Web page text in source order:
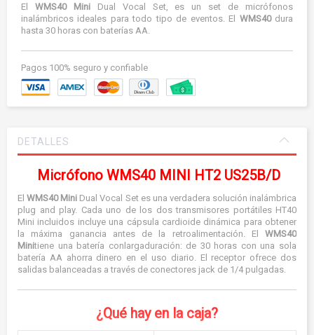
El WMS40 MiniDual Vocal Set, es un set de micrófonos
inalámbricos ideales para todo tipo de eventos. El WMS40dura
hasta 30 horas con baterías AA.
Pagos 100% seguro y confiable
DETALLES
Micrófono WMS40 MINI HT2 US25B/D
ElWMS40 Mini Dual Vocal Set es una verdadera solución inalámbrica
plug and play. Cada uno de los dos transmisores portátiles HT40
Mini incluidos incluye una cápsula cardioide dinámica para obtener
la máxima ganancia antes de la retroalimentación. El WMS40
Minitiene una batería conlargaduración: de 30 horas con una sola
batería AA ahorra dinero en el uso diario. El receptor ofrece dos
salidas balanceadas a través de conectores jack de 1/4 pulgadas.
¿Qué hay en la caja?